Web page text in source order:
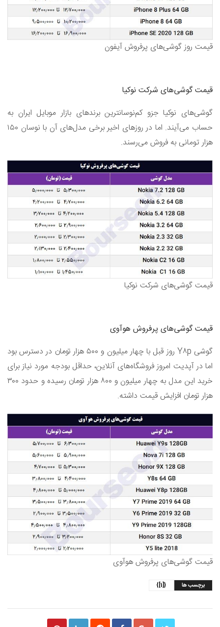
قیمت روز گوشی‌های پرفروش آیفون
قیمت گوشی‌های شرکت نوکیا
گوشی‌های نوکیا جزو کم‌نوسانترین برندهای بازار موبایل ایران به
حساب می‌آیند. اما در روزهای اخیر برخی مدل‌های آن با نوسان ۱۵۰
هزار تومانی به فروش می‌رسند.
قیمت گوشی‌های شرکت نوکیا
قیمت گوشی‌های پرفروش هوآوی
گوشی Y۸p روز قبل با چهار میلیون و ۵۰۰ هزار تومان در دسترس بود
اما در آپدیت امروز فروشگاه‌های آنلاین، حداقل بودجه مورد نیاز برای
خرید این مدل به چهار میلیون و ۸۰۰ هزار تومان رسیده و حدود ۳۰۰
هزار تومان افزایش قیمت داشته.
قیمت گوشی‌های پرفروش هوآوی
برچسب ها {[1]}